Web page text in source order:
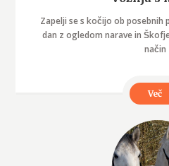
Zapelji se s kočijo ob posebnih
dan z ogledom narave in
način
Več